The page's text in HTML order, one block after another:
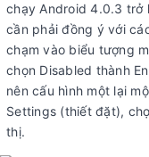
chạy Android 4.0.3 trở
cần phải đồng ý với
chạm vào biểu tượng
chọn Disabled thành
nên cấu hình một lại
Settings (thiết đặt),
thị.